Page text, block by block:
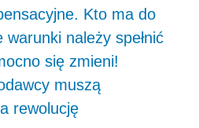
Kto ma do
należy spełnić
się zmieni!
muszą
rewolucję